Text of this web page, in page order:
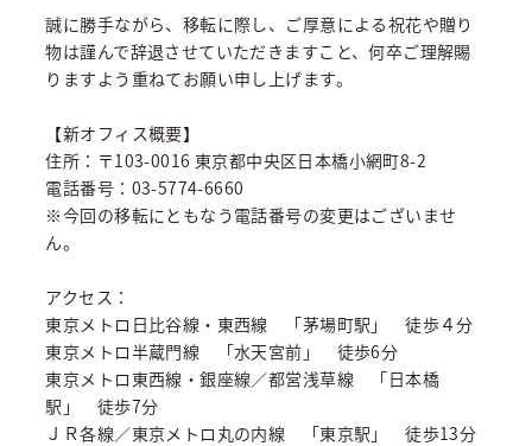
誠に勝手ながら、移転に際し、ご厚意による祝花や贈り
物は謹んで辞退させていただきますこと、何卒ご理解賜
りますよう重ねてお願い申し上げます。
【新オフィス概要】
住所：〒103-0016 東京都中央区日本橋小網町8-2
電話番号：03-5774-6660
※今回の移転にともなう電話番号の変更はございませ
ん。
アクセス：
東京メトロ日比谷線・東西線 「茅場町駅」 徒歩４分
東京メトロ半蔵門線 「水天宮前」 徒歩6分
東京メトロ東西線・銀座線／都営浅草線 「日本橋
駅」 徒歩7分
ＪＲ各線／東京メトロ丸の内線 「東京駅」 徒歩13分